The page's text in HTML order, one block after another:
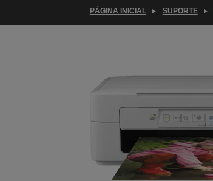
PÁGINA INICIAL SUPORTE